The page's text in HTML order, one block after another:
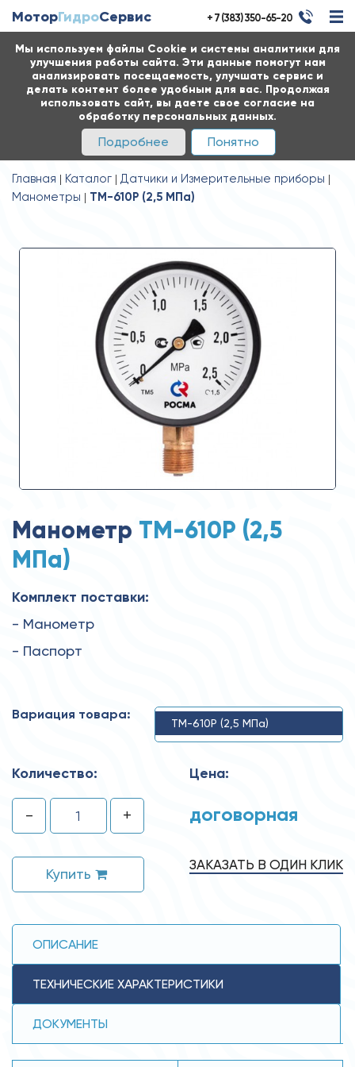
Мы используем файлы Cookie и системы аналитики для
улучшения работы сайта. Эти данные помогут нам
анализировать посещаемость, улучшать сервис и
делать контент более удобным для вас. Продолжая
использовать сайт, вы даете свое согласие на
обработку персональных данных.
Подробнее Понятно
МоторГидроСервис + 7 (383) 350-65-20
Главная Каталог
Датчики и Измерительные приборы
Манометры
ТМ-610Р (2,5 MПa)
Манометр ТМ-610Р (2,5
MПa)
Комплект поставки:
- Манометр
- Паспорт
Вариация товара:
ТМ-610Р (2,5 MПa)
Количество:
- +
Купить
Цена:
договорная
ЗАКАЗАТЬ В ОДИН КЛИК
ОПИСАНИЕ
ТЕХНИЧЕСКИЕ ХАРАКТЕРИСТИКИ
ДОКУМЕНТЫ